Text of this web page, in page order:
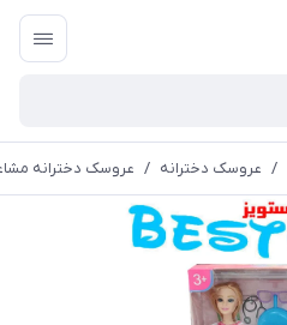
/ عروسک دخترانه / عروسک دخترانه مشاغل